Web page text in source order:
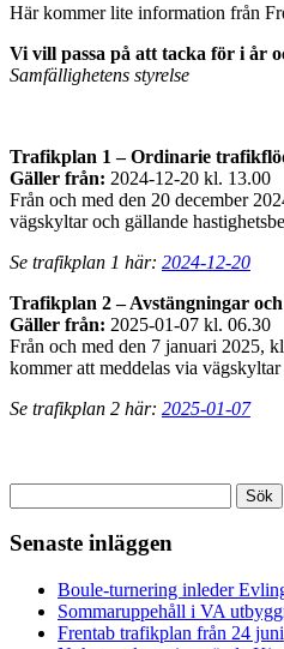
Här kommer lite information från
Vi vill passa på att tacka för i år
Samfällighetens styrelse
Trafikplan 1 – Ordinarie
Gäller från: 2024-12-20 kl. 13.00
Från och med den 20 december
vägskyltar och gällande
Se trafikplan 1 här: 2024-12-20
Trafikplan 2 – Avstängningar
Gäller från: 2025-01-07 kl. 06.30
Från och med den 7 januari 2025,
kommer att meddelas via
Se trafikplan 2 här: 2025-01-07
efter:
Senaste inläggen
Boule-turnering inleder
Sommaruppehåll i VA
Frentab trafikplan från 24 juni